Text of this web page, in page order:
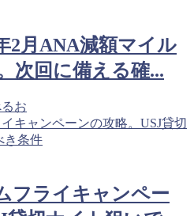
2月ANA減額マイル
次回に備える確...
お
フライキャンペー